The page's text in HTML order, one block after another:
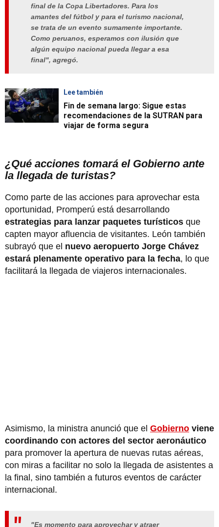
final de la Copa Libertadores. Para los
amantes del fútbol y para el turismo nacional,
se trata de un evento sumamente importante.
Como peruanos, esperamos con ilusión que
algún equipo nacional pueda llegar a esa
final", agregó.
Lee también
Fin de semana largo: Sigue estas
recomendaciones de la SUTRAN para
viajar de forma segura
¿Qué acciones tomará el Gobierno ante
la llegada de turistas?
Como parte de las acciones para aprovechar esta
oportunidad, Promperú está desarrollando
estrategias para lanzar paquetes turísticos que
capten mayor afluencia de visitantes. León también
subrayó que el nuevo aeropuerto Jorge Chávez
estará plenamente operativo para la fecha, lo que
facilitará la llegada de viajeros internacionales.
Asimismo, la ministra anunció que el Gobierno viene
coordinando con actores del sector aeronáutico
para promover la apertura de nuevas rutas aéreas,
con miras a facilitar no solo la llegada de asistentes a
la final, sino también a futuros eventos de carácter
internacional.
"Es momento para aprovechar y atraer